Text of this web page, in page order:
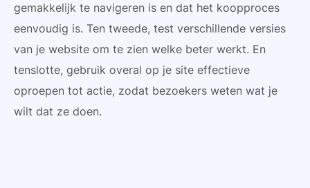
gemakkelijk te navigeren is en dat het koopproces
eenvoudig is. Ten tweede, test verschillende versies
van je website om te zien welke beter werkt. En
tenslotte, gebruik overal op je site effectieve
oproepen tot actie, zodat bezoekers weten wat je
wilt dat ze doen.